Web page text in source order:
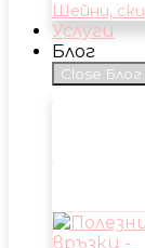
Шейни, ски
Услуги
Блог
Close Блог